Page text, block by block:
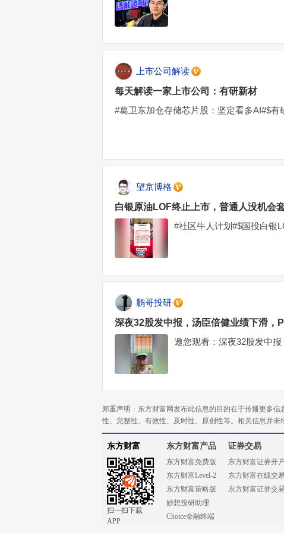
上市公司解读
每天解读一家上市公司：有研新材
#葛卫东加仓存储芯片股：坚定看多AI#$有
望京博格
白银原油LOF终止上市，普通人没机会
#社区牛人计划#$国投白银
鹏哥投研
深夜32股发中报，汤臣倍健业绩下滑，
邀您观看：深夜32股发中
郑重声明：东方财富网发布此信息的目的在于传播更多
性、完整性、有效性、及时性、原创性等。相关信息并
东方财富
扫一扫下载
APP
东方财富产品
东方财富免费版
东方财富Level-2
东方财富策略版
妙想投研助理
Choice金融终端
证券交易
东方财富证券开户
东方财富在线交易
东方财富证券交易